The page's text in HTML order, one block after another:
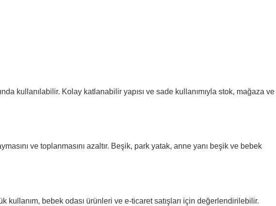
kullanılabilir. Kolay katlanabilir yapısı ve sade kullanımıyla stok, mağaza ve
ve toplanmasını azaltır. Beşik, park yatak, anne yanı beşik ve bebek
bebek odası ürünleri ve e-ticaret satışları için değerlendirilebilir.